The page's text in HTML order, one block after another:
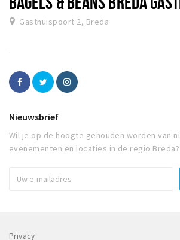
Gasthuispoort 2, Breda
Nieuwsbrief
Wil je op de hoogte gehouden worden van
evenementen en locaties in de regio Breda?
Privacy